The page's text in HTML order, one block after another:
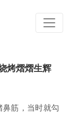
烤熠熠生辉
筋，当时就勾